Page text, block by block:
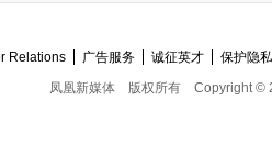
Relations 广告服务 诚征英才
保护隐
凤凰新媒体
版权所有 Copyright ©